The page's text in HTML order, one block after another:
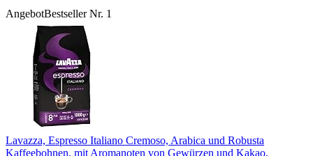
AngebotBestseller Nr. 1
Lavazza, Espresso Italiano Cremoso, Arabica und Robusta
Kaffeebohnen, mit Aromanoten von Gewürzen und Kakao,